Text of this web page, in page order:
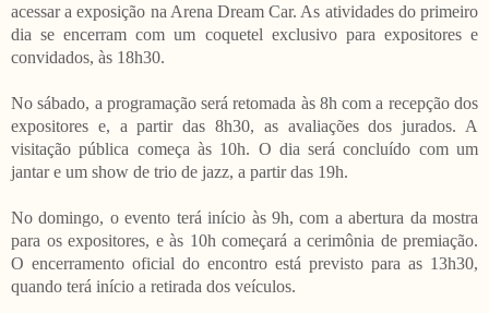
acessar a exposição na Arena Dream Car. As atividades do primeiro
dia se encerram com um coquetel exclusivo para expositores e
convidados, às 18h30.
No sábado, a programação será retomada às 8h com a recepção dos
expositores e, a partir das 8h30, as avaliações dos jurados. A
visitação pública começa às 10h. O dia será concluído com um
jantar e um show de trio de jazz, a partir das 19h.
No domingo, o evento terá início às 9h, com a abertura da mostra
para os expositores, e às 10h começará a cerimônia de premiação.
O encerramento oficial do encontro está previsto para as 13h30,
quando terá início a retirada dos veículos.